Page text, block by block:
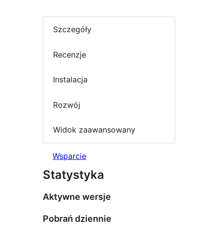
Szczegóły
Recenzje
Instalacja
Rozwój
Widok zaawansowany
Wsparcie
Statystyka
Aktywne wersje
Pobrań dziennie